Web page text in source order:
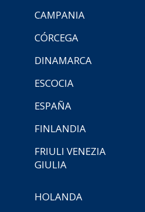
CAMPANIA
CÓRCEGA
DINAMARCA
ESCOCIA
ESPAÑA
FINLANDIA
FRIULI VENEZIA
GIULIA
HOLANDA